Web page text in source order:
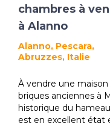
chambres à
à Alanno
Alanno, Pescara,
Abruzzes, Italie
À vendre une
briques anciennes à
historique du
est en excellent état